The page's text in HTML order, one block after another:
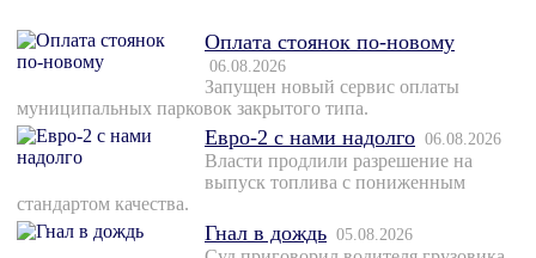
Оплата стоянок по-новому
06.08.2026
Запущен новый сервис оплаты
муниципальных парковок закрытого типа.
Евро-2 с нами надолго 06.08.2026
Власти продлили разрешение на
выпуск топлива с пониженным
стандартом качества.
Гнал в дождь 05.08.2026